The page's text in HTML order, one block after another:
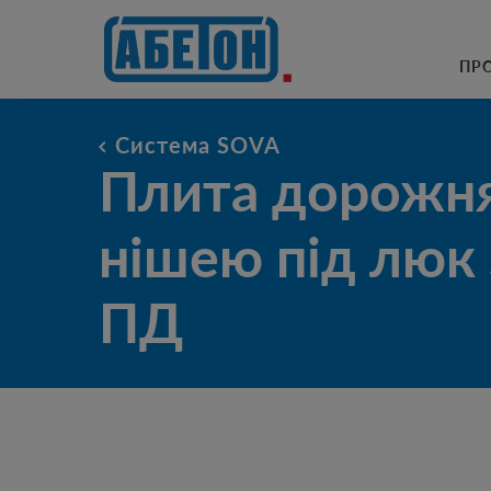
очисні споруди
Плита дорожня з нішею під
ПД
Система SOVA
Плита
нішею під люк
ПД